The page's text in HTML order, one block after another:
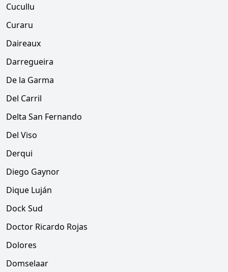
Cucullu
Curaru
Daireaux
Darregueira
De la Garma
Del Carril
Delta San Fernando
Del Viso
Derqui
Diego Gaynor
Dique Luján
Dock Sud
Doctor Ricardo Rojas
Dolores
Domselaar